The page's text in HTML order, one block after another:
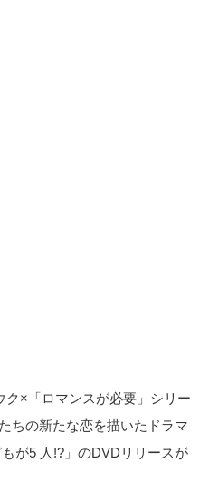
×「ロマンスが必要」シリー
ちの新たな恋を描いたドラマ
が5 人!?」のDVDリリースが